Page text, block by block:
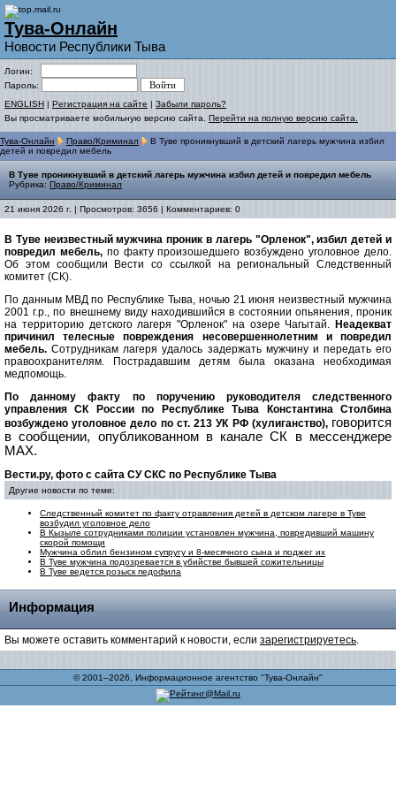
Тува-Онлайн
Новости Республики Тыва
Логин:
Пароль:
ENGLISH | Регистрация на сайте | Забыли пароль?
Вы просматриваете мобильную версию сайта. Перейти на полную версию сайта.
Тува-Онлайн Право/Криминал
В Туве проникнувший в детский лагерь мужчина избил
детей и повредил мебель
В Туве проникнувший в детский лагерь мужчина избил детей и повредил мебель
Рубрика: Право/Криминал
21 июня 2026 г. | Просмотров: 3656 | Комментариев: 0
В Туве неизвестный мужчина проник в лагерь "Орленок", избил детей и
повредил мебель, по факту произошедшего возбуждено уголовное дело.
Об этом сообщили Вести со ссылкой на региональный Следственный
комитет (СК).
По данным МВД по Республике Тыва, ночью 21 июня неизвестный мужчина
2001 г.р., по внешнему виду находившийся в состоянии опьянения, проник
на территорию детского лагеря "Орленок" на озере Чагытай. Неадекват
причинил телесные повреждения несовершеннолетним и повредил
мебель. Сотрудникам лагеря удалось задержать мужчину и передать его
правоохранителям. Пострадавшим детям была оказана необходимая
медпомощь.
По данному факту по поручению руководителя следственного
управления СК России по Республике Тыва Константина Столбина
возбуждено уголовное дело по ст. 213 УК РФ (хулиганство), говорится
в сообщении, опубликованном в канале СК в мессенджере
МАХ.
Вести.ру, фото с сайта СУ СКС по Республике Тыва
Другие новости по теме:
Следственный комитет по факту отравления детей в детском лагере в Туве
возбудил уголовное дело
В Кызыле сотрудниками полиции установлен мужчина, повредивший машину
скорой помощи
Мужчина облил бензином супругу и 8-месячного сына и поджег их
В Туве мужчина подозревается в убийстве бывшей сожительницы
В Туве ведется розыск педофила
Информация
Вы можете оставить комментарий к новости, если зарегистрируетесь.
© 2001–2026, Информационное агентство "Тува-Онлайн"